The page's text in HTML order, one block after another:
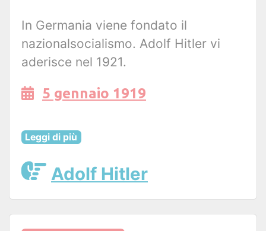
In Germania viene fondato il
nazionalsocialismo. Adolf Hitler vi
aderisce nel 1921.
5 gennaio 1919
Leggi di più
Adolf Hitler